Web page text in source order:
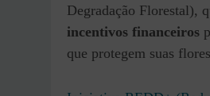
Degradação Florestal),
incentivos financeiros
que protegem suas